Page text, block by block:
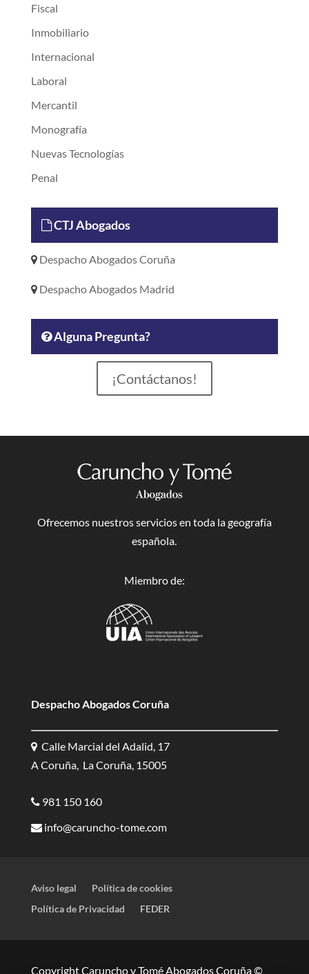
Fiscal
Inmobiliario
Internacional
Laboral
Mercantil
Monografía
Nuevas Tecnologías
Penal
CTJ Abogados
Despacho Abogados Coruña
Despacho Abogados Madrid
Alguna Pregunta?
¡Contáctanos!
Ofrecemos nuestros servicios en toda la geografía
española.
Miembro de:
Despacho Abogados Coruña
Calle Marcial del Adalid, 17
A Coruña, La Coruña, 15005
981 150 160
info@caruncho-tome.com
Aviso legal
Política de cookies
Política de Privacidad
FEDER
Copyright Caruncho y Tomé Abogados Coruña ©